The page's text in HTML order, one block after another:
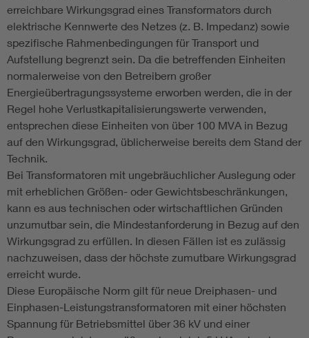
erreichbare Wirkungsgrad eines Transformators durch
elektrische Kennwerte des Netzes (z. B. Impedanz) sowie
spezifische Rahmenbedingungen für Transport und
Aufstellung begrenzt sein. Da die betreffenden Einheiten
normalerweise von den Betreibern großer
Energieübertragungssysteme erworben werden, die in der
Regel hohe Verlustkapitalisierungswerte verwenden,
entsprechen diese Einheiten von über 100 MVA in Bezug
auf den Wirkungsgrad, üblicherweise bereits dem Stand der
Technik.
Bei Transformatoren mit ungebräuchlicher Auslegung oder
mit erheblichen Größen- oder Gewichtsbeschränkungen,
kann es aus technischen oder wirtschaftlichen Gründen
unzumutbar sein, die Mindestanforderung in Bezug auf den
Wirkungsgrad zu erfüllen. In diesen Fällen ist es zulässig
nachzuweisen, dass der höchste zumutbare Wirkungsgrad
erreicht wurde.
Diese Europäische Norm gilt für neue Dreiphasen- und
Einphasen-Leistungstransformatoren mit einer höchsten
Spannung für Betriebsmittel über 36 kV und einer